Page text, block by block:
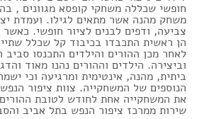
חופשי שכללה משחקי קופסא מגוונים ,
משחק מהנה אשר מתאים לגילו. ועמדת
צביעה, ודפים לבנים לציור חופשי.
הן ראשית התכבדו בכיבוד קל שכלל
לאחר מכן ההורים והילדים התכנסו סביב
וביצירה. הילדים וההורים נהנו מאוד
ביתית, מהנה, אינטימית ומרגיעה וכי
הנוספים של המשחקייה. צוות ציפור
את המשחקייה אחת לחודש לטובת
שירות ממרכז ציפור הנפש בתל אביב